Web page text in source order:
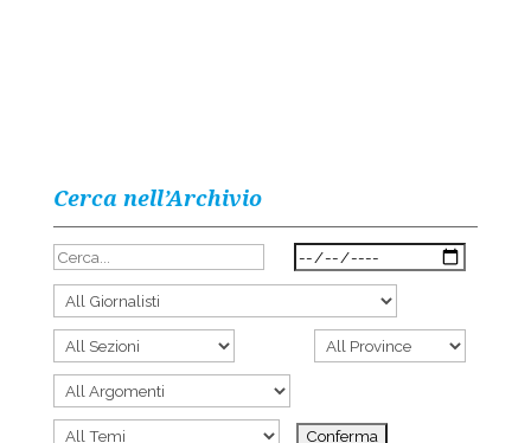
Cerca nell’Archivio